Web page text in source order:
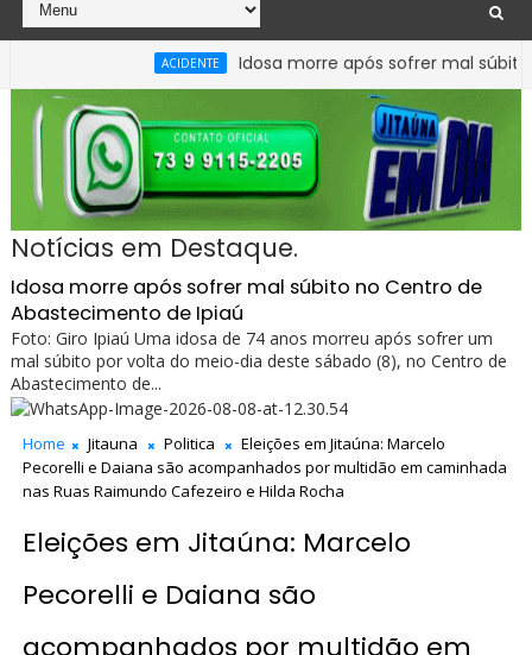
Idosa morre após sofrer mal súbito no
Notícias em Destaque.
Idosa morre após sofrer mal súbito no Centro de
Abastecimento de Ipiaú
Foto: Giro Ipiaú Uma idosa de 74 anos morreu após sofrer um
mal súbito por volta do meio-dia deste sábado (8), no Centro de
Abastecimento de...
Home Jitauna Politica
Eleições em Jitaúna: Marcelo
Pecorelli e Daiana são acompanhados por multidão em caminhada
nas Ruas Raimundo Cafezeiro e Hilda Rocha
Eleições em Jitaúna: Marcelo
Pecorelli e Daiana são
acompanhados por multidão em